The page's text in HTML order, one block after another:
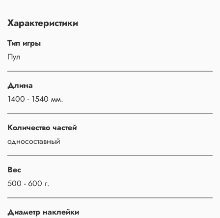
Характеристики
Тип игры
Пул
Длина
1400 - 1540 мм.
Количество частей
односоставный
Вес
500 - 600 г.
Диаметр наклейки